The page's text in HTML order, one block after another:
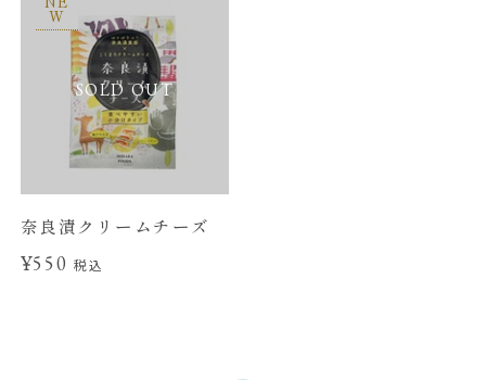
SOLD OUT
W
奈良漬クリームチーズ
¥550税込